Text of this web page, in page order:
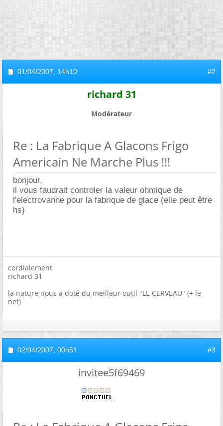
01/04/2007, 14h10 #2
richard 31
Modérateur
Re : La Fabrique A Glacons Frigo
Americain Ne Marche Plus !!!
bonjour,
il vous faudrait controler la valeur ohmique de
l'electrovanne pour la fabrique de glace (elle peut être
hs)
cordialement
richard 31
la nature nous a doté du meilleur outil "LE CERVEAU" (+ le
net)
02/04/2007, 00h51 #3
invitee5f69469